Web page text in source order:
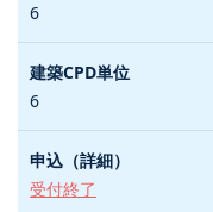
6
6
受付終了